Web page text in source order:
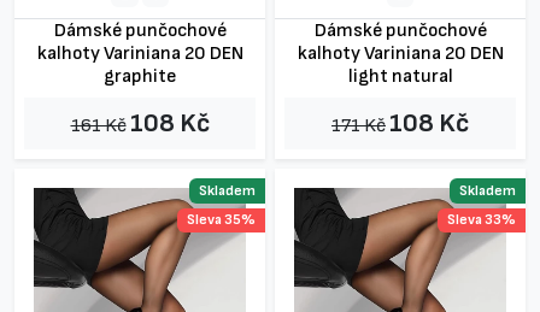
Dámské punčochové
kalhoty Variniana 20 DEN
graphite
161 Kč 108 Kč
Dámské punčochové
kalhoty Variniana 20 DEN
light natural
171 Kč 108 Kč
Skladem
Sleva 35%
Skladem
Sleva 33%